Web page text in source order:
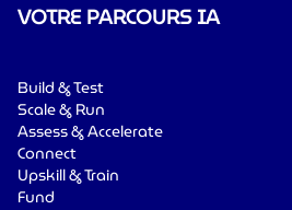
VOTRE PARCOURS IA
Build & Test
Scale & Run
Assess & Accelerate
Connect
Upskill & Train
Fund